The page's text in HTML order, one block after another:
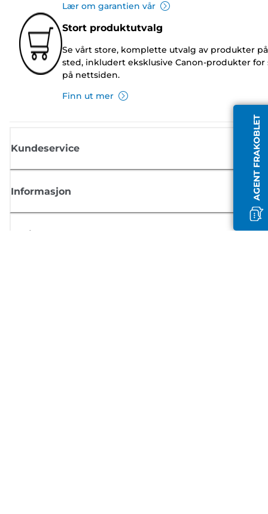
AGENT FRAKOBLET
Lær om garantien vår
Stort produktutvalg
Se vårt store, komplette utvalg av produkter
sted, inkludert eksklusive Canon-produkter for
på nettsiden.
Finn ut mer
Kundeservice
Informasjon
Butikk